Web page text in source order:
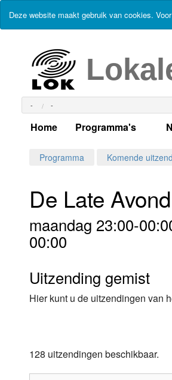
Deze website maakt gebruik van cookies.
- -
Home Programma's
Alle dagen
Per dag
Alle programma's
Luister LOK Live
Programma Komende
De Late Avond
maandag 23:00-
00:00
Uitzending gemist
Hier kunt u de uitzendingen van
128 uitzendingen beschikbaar.